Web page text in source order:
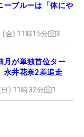
ーブルーは「体にや
(金) 11時15分 3
月が単独首位ター
井花奈2差追走
) 11時32分 1